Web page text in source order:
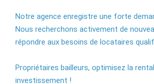
Notre agence enregistre une forte
Nous recherchons activement de
répondre aux besoins de locataires
Propriétaires bailleurs, optimisez la
investissement !